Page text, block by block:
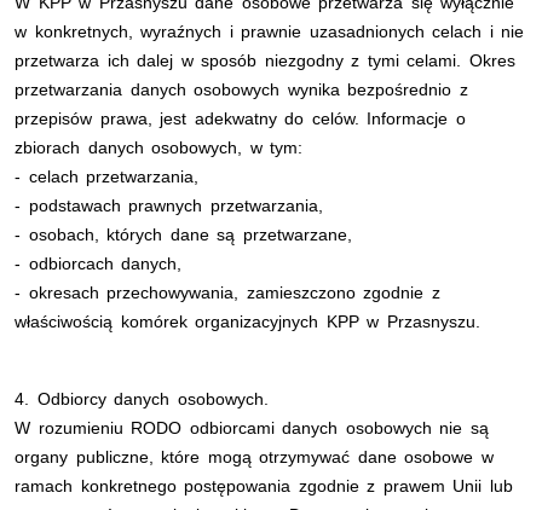
w konkretnych, wyraźnych i prawnie uzasadnionych celach i nie
przetwarza ich dalej w sposób niezgodny z tymi celami. Okres
przetwarzania danych osobowych wynika bezpośrednio z
przepisów prawa, jest adekwatny do celów. Informacje o
zbiorach danych osobowych, w tym:
- celach przetwarzania,
- podstawach prawnych przetwarzania,
- osobach, których dane są przetwarzane,
- odbiorcach danych,
- okresach przechowywania, zamieszczono zgodnie z
właściwością komórek organizacyjnych KPP w Przasnyszu.
4. Odbiorcy danych osobowych.
W rozumieniu RODO odbiorcami danych osobowych nie są
organy publiczne, które mogą otrzymywać dane osobowe w
ramach konkretnego postępowania zgodnie z prawem Unii lub